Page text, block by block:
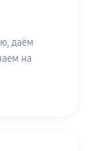
даём
на